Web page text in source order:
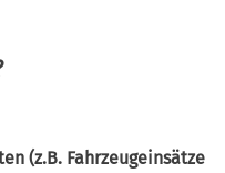
(z.B. Fahrzeugeinsätze